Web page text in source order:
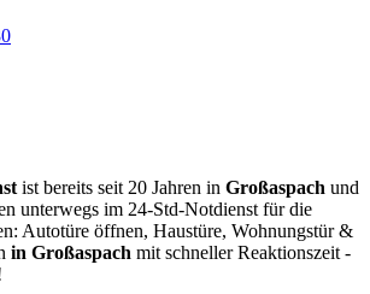
ist bereits seit 20 Jahren in Großaspach und
unterwegs im 24-Std-Notdienst für die
Autotüre öffnen, Haustüre, Wohnungstür &
in Großaspach mit schneller Reaktionszeit -